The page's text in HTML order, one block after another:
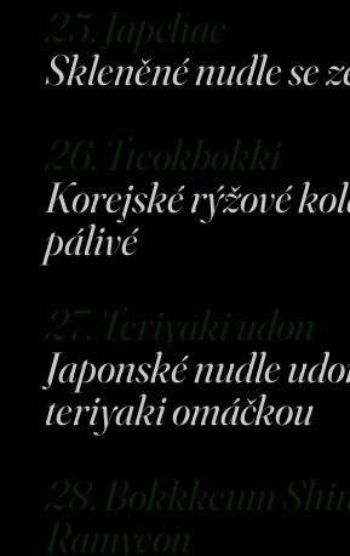
25. Japchae
Skleněné nudle se
26. Tteokbokki
Korejské rýžové
pálivé
27. Teriyaki udon
Japonské nudle
teriyaki omáčkou
28. Bokkkeum
Ramyeon